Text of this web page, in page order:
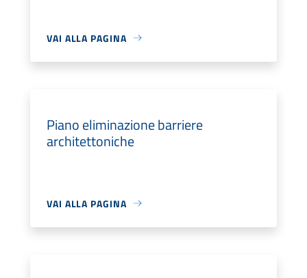
VAI ALLA PAGINA
Piano eliminazione barriere
architettoniche
VAI ALLA PAGINA